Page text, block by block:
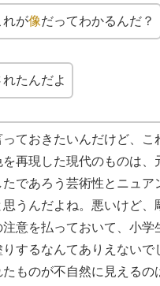
れが像だってわかるんだ？
れたんだよ
っておきたいんだけど、こ
再現した現代のものは、
であろう芸術性とニュア
思うんだよね。悪いけど、
注意を払っておいて、小学
りするなんてありえないで
ものが不自然に見えるの